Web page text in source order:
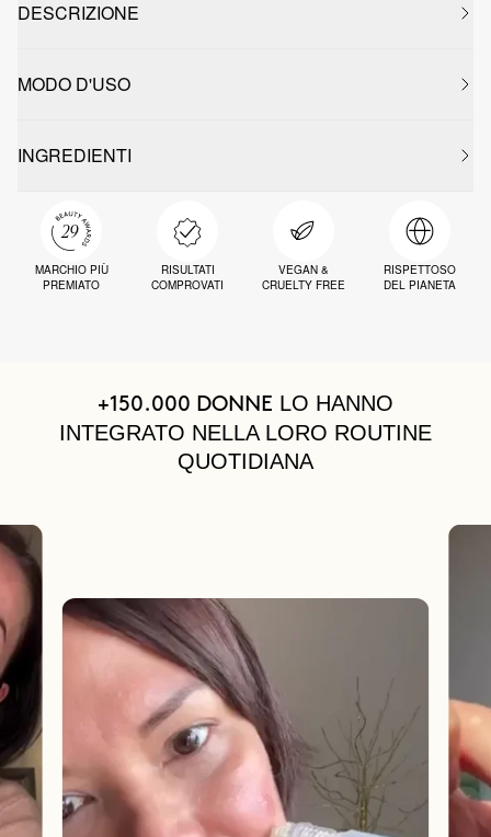
DESCRIZIONE
MODO D'USO
INGREDIENTI
MARCHIO PIÙ
PREMIATO
RISULTATI
COMPROVATI
VEGAN &
CRUELTY FREE
RISPETTOSO
DEL PIANETA
+150.000 DONNE LO HANNO
INTEGRATO NELLA LORO ROUTINE
QUOTIDIANA